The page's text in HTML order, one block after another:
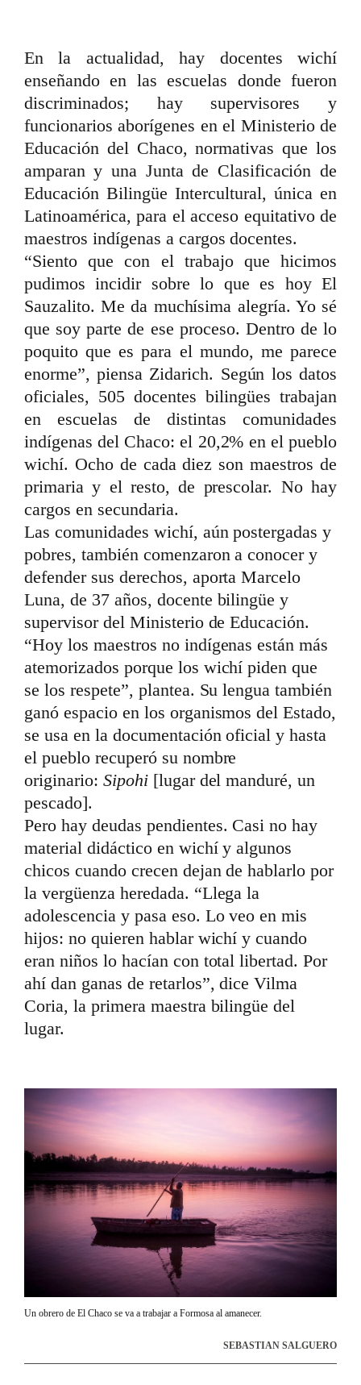
En la actualidad, hay docentes wichí
enseñando en las escuelas donde fueron
discriminados; hay supervisores y
funcionarios aborígenes en el Ministerio de
Educación del Chaco, normativas que los
amparan y una Junta de Clasificación de
Educación Bilingüe Intercultural, única en
Latinoamérica, para el acceso equitativo de
maestros indígenas a cargos docentes.
“Siento que con el trabajo que hicimos
pudimos incidir sobre lo que es hoy El
Sauzalito. Me da muchísima alegría. Yo sé
que soy parte de ese proceso. Dentro de lo
poquito que es para el mundo, me parece
enorme”, piensa Zidarich. Según los datos
oficiales, 505 docentes bilingües trabajan
en escuelas de distintas comunidades
indígenas del Chaco: el 20,2% en el pueblo
wichí. Ocho de cada diez son maestros de
primaria y el resto, de prescolar. No hay
cargos en secundaria.
Las comunidades wichí, aún postergadas y
pobres, también comenzaron a conocer y
defender sus derechos, aporta Marcelo
Luna, de 37 años, docente bilingüe y
supervisor del Ministerio de Educación.
“Hoy los maestros no indígenas están más
atemorizados porque los wichí piden que
se los respete”, plantea. Su lengua también
ganó espacio en los organismos del Estado,
se usa en la documentación oficial y hasta
el pueblo recuperó su nombre
originario: Sipohi[lugar del manduré, un
pescado].
Pero hay deudas pendientes. Casi no hay
material didáctico en wichí y algunos
chicos cuando crecen dejan de hablarlo por
la vergüenza heredada. “Llega la
adolescencia y pasa eso. Lo veo en mis
hijos: no quieren hablar wichí y cuando
eran niños lo hacían con total libertad. Por
ahí dan ganas de retarlos”, dice Vilma
Coria, la primera maestra bilingüe del
lugar.
Un obrero de El Chaco se va a trabajar a Formosa al amanecer.
SEBASTIAN SALGUERO